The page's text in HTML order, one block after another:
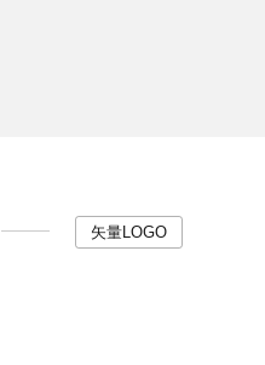
矢量LOGO